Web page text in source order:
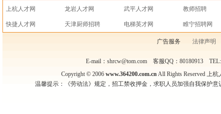
上杭人才网 龙岩人才网 武平人才网 教师招聘
快捷人才网 天津厨师招聘 电梯英才网 睢宁招聘网
广告服务 法律声明
E-mail：shrcw@tom.com 客服QQ：80180913
Copyright © 2006 www.364200.com.cnAll Rights Reserved
温馨提示：《劳动法》规定，招工禁收押金，求职人员加强自我保护